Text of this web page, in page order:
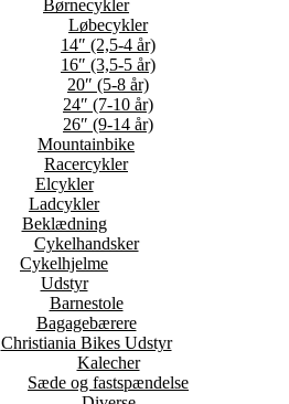
Børnecykler
Løbecykler
14″ (2,5-4 år)
16″ (3,5-5 år)
20″ (5-8 år)
24″ (7-10 år)
26″ (9-14 år)
Mountainbike
Racercykler
Elcykler
Ladcykler
Beklædning
Cykelhandsker
Cykelhjelme
Udstyr
Barnestole
Bagagebærere
Christiania Bikes Udstyr
Kalecher
Sæde og fastspændelse